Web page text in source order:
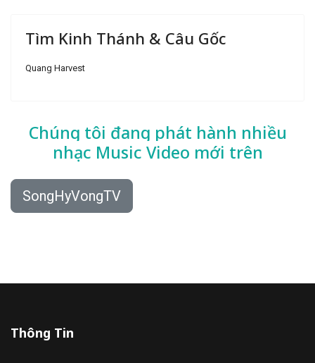
Tìm Kinh Thánh & Câu Gốc
Quang Harvest
Chúng tôi đang phát hành nhiều
nhạc Music Video mới trên
SongHyVongTV
Thông Tin